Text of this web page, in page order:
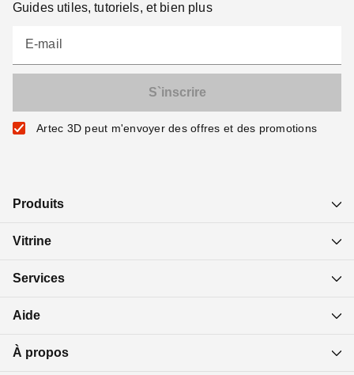
Guides utiles, tutoriels, et bien plus
E-mail
Artec 3D peut m'envoyer des offres et des promotions
Produits
Vitrine
Services
Aide
À propos